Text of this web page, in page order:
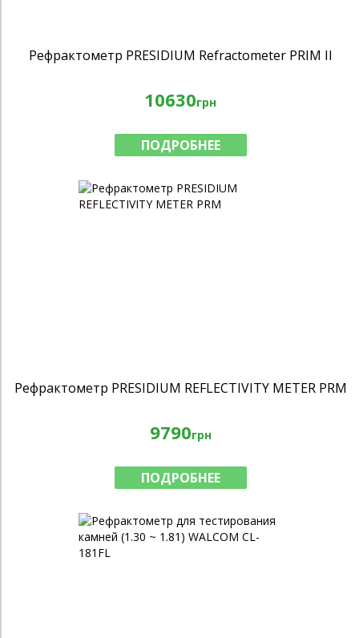
Рефрактометр PRESIDIUM Refractometer PRІM II
10630грн
ПОДРОБНЕЕ
Рефрактометр PRESIDIUM REFLECTIVITY METER PRM
9790грн
ПОДРОБНЕЕ